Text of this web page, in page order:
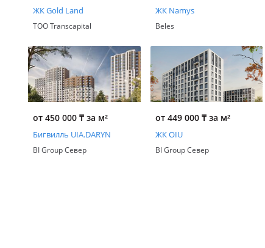
ЖК Gold Land
ТОО Transcapital
ЖК Namys
Beles
от 450 000 ₸ за м²
Бигвилль UIA.DARYN
BI Group Север
от 449 000 ₸за м²
ЖК OIU
BI Group Север